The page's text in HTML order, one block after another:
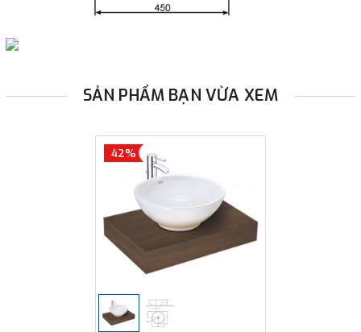
SẢN PHẨM BẠN VỪA XEM
42%